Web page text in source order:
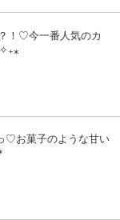
！♡今一番人気のカ
♡お菓子のような甘い